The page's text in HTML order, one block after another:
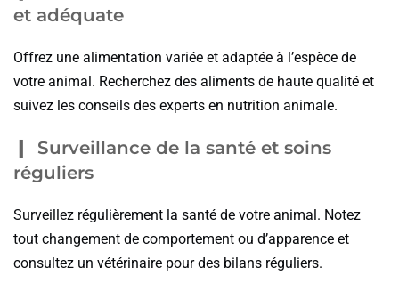
et adéquate
Offrez une alimentation variée et adaptée à l’espèce de
votre animal. Recherchez des aliments de haute qualité et
suivez les conseils des experts en nutrition animale.
Surveillance de la santé et soins
réguliers
Surveillez régulièrement la santé de votre animal. Notez
tout changement de comportement ou d’apparence et
consultez un vétérinaire pour des bilans réguliers.